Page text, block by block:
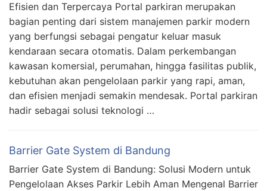
Efisien dan Terpercaya Portal parkiran merupakan
bagian penting dari sistem manajemen parkir modern
yang berfungsi sebagai pengatur keluar masuk
kendaraan secara otomatis. Dalam perkembangan
kawasan komersial, perumahan, hingga fasilitas publik,
kebutuhan akan pengelolaan parkir yang rapi, aman,
dan efisien menjadi semakin mendesak. Portal parkiran
hadir sebagai solusi teknologi …
Barrier Gate System di Bandung
Barrier Gate System di Bandung: Solusi Modern untuk
Pengelolaan Akses Parkir Lebih Aman Mengenal Barrier